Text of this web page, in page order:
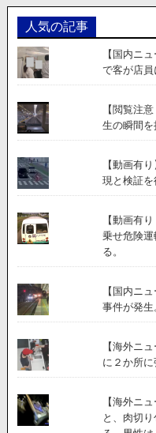
人気の記事
【国内ニ
で客が店員
【閲覧注
生の瞬間
【動画有
現と検証を
【動画有
乗せ危険
る。
【国内ニ
事件が発生
【海外ニ
に２か所に
【海外ニ
と、肉切